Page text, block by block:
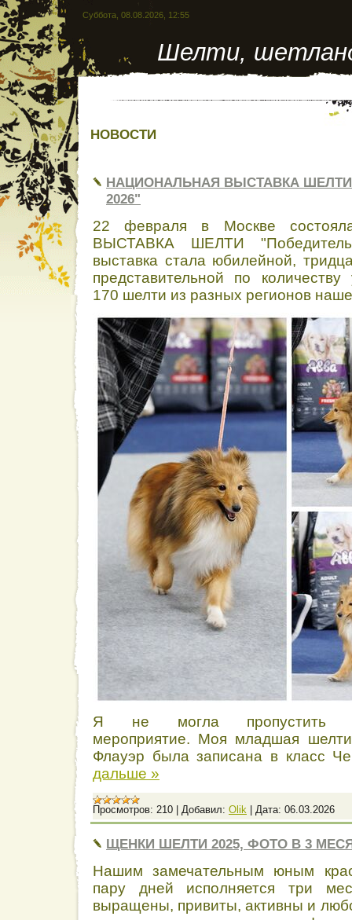
Суббота, 08.08.2026, 12:55
Шелти,
НОВОСТИ
НАЦИОНАЛЬНАЯ ВЫСТАВКА
2026"
22 февраля в Москве
ВЫСТАВКА ШЕЛТИ
выставка стала юбилейной,
представительной по количеству
170 шелти из разных регионов
Я не могла пропустить
мероприятие. Моя младшая
Флауэр была записана в класс
дальше »
Просмотров: 210 Добавил: Olik Дата: 06.03.2026
ЩЕНКИ ШЕЛТИ 2025, ФОТО В 3
Нашим замечательным юным
пару дней исполняется три
выращены, привиты, активны и